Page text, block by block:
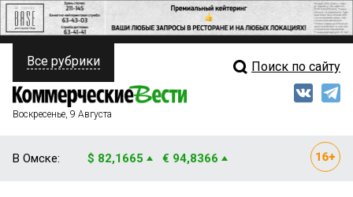
ПОЛИТИКА
ФИНАНСЫ
Свежий выпуск
Все рубрики Поиск по сайту
Воскресенье, 9 Августа
В Омске: $ 82,1665 € 94,8366